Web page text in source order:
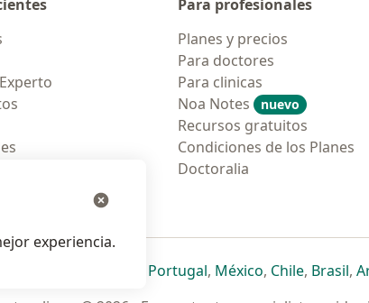
Para profesionales
Planes y precios
Para doctores
Para clinicas
Noa Notes
nuevo
Recursos gratuitos
Condiciones de los Planes
Doctoralia
en una nueva pestaña
se abre en una nueva pestaña
se abre en una nueva pestaña
se abre en una nueva pestaña
Portugalse abre en una nueva
, Méxicose abre en una
, Chilese abre
, Brasilse
,
experiencia.